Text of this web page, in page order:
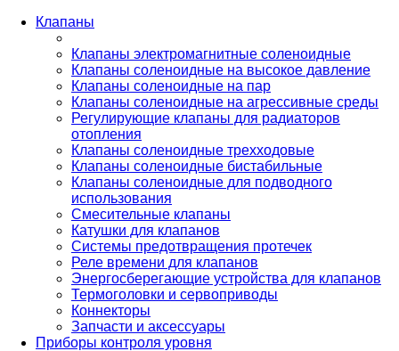
Клапаны
Клапаны электромагнитные соленоидные
Клапаны соленоидные на высокое давление
Клапаны соленоидные на пар
Клапаны соленоидные на агрессивные среды
Регулирующие клапаны для радиаторов
отопления
Клапаны соленоидные трехходовые
Клапаны соленоидные бистабильные
Клапаны соленоидные для подводного
использования
Смесительные клапаны
Катушки для клапанов
Системы предотвращения протечек
Реле времени для клапанов
Энергосберегающие устройства для клапанов
Термоголовки и сервоприводы
Коннекторы
Запчасти и аксессуары
Приборы контроля уровня